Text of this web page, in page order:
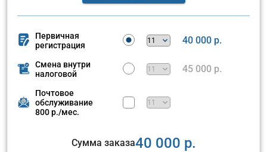
Первичная
регистрация
40 000 р.
Смена внутри
налоговой
45 000 р.
Почтовое
обслуживание
800 р./мес.
Сумма заказа40 000 р.